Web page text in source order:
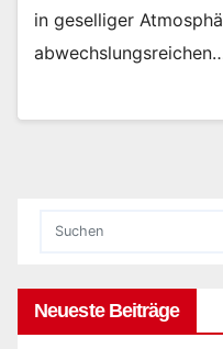
in geselliger
Neueste Beiträge